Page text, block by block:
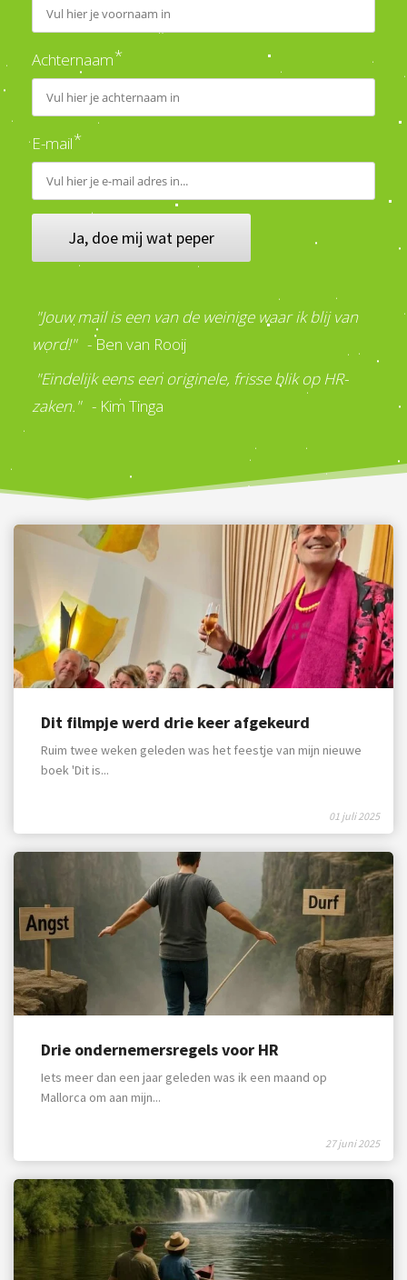
Achternaam*
E-mail*
Ja, doe mij wat peper
"Jouw mail is een van de weinige waar ik blij van
word!" - Ben van Rooij
"Eindelijk eens een originele, frisse blik op HR-
zaken." - Kim Tinga
Dit filmpje werd drie keer afgekeurd
01 juli 2025
Ruim twee weken geleden was het feestje van mijn nieuwe
boek 'Dit is...
Drie ondernemersregels voor HR
27 juni 2025
Iets meer dan een jaar geleden was ik een maand op
Mallorca om aan mijn...